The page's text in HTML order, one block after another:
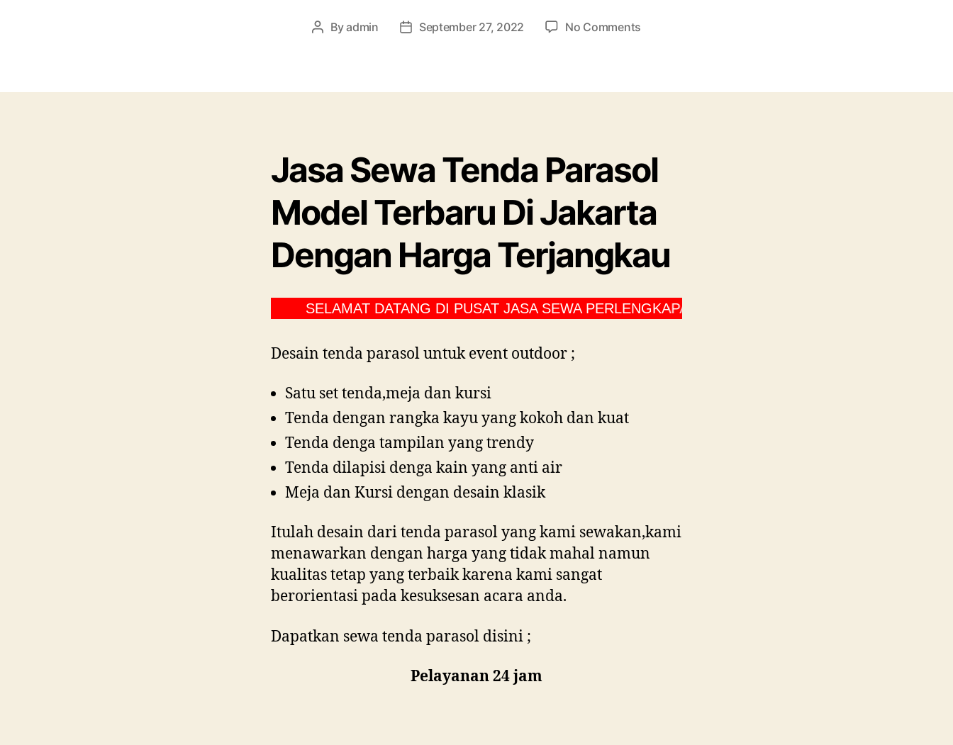
Post
Byadmin
PostSeptember 27, 2022 No Comments
PARASOL
JAKARTA
DENGAN
TERJANGKAU
Jasa Sewa Tenda Parasol
Model Terbaru Di Jakarta
Dengan Harga Terjangkau
SELAMAT DATANG DI PUSAT JASA SEWA PERLENGKAPAN ALAT PESTA CV SURYA JAYA EVENT
Desain tenda parasol untuk event outdoor ;
Satu set tenda,meja dan kursi
Tenda dengan rangka kayu yang kokoh dan kuat
Tenda denga tampilan yang trendy
Tenda dilapisi denga kain yang anti air
Meja dan Kursi dengan desain klasik
Itulah desain dari tenda parasol yang kami sewakan,kami
menawarkan dengan harga yang tidak mahal namun
kualitas tetap yang terbaik karena kami sangat
berorientasi pada kesuksesan acara anda.
Dapatkan sewa tenda parasol disini ;
Pelayanan 24 jam